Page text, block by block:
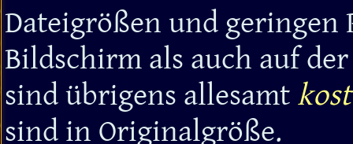
Dateigrößen und geringen
Bildschirm als auch auf
sind übrigens allesamt
sind in Originalgröße.